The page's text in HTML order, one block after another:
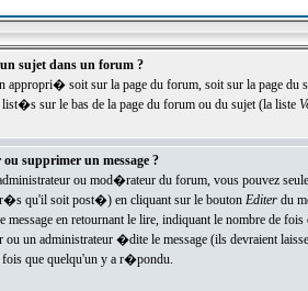
sujet dans un forum ?
appropri� soit sur la page du forum, soit sur la page du
sur le bas de la page du forum ou du sujet (la liste
supprimer un message ?
ou mod�rateur du forum, vous pouvez
qu'il soit post�) en cliquant sur le bouton Editerdu
message en retournant le lire, indiquant le nombre
un administrateur �dite le message (ils devraient
fois que quelqu'un y a r�pondu.